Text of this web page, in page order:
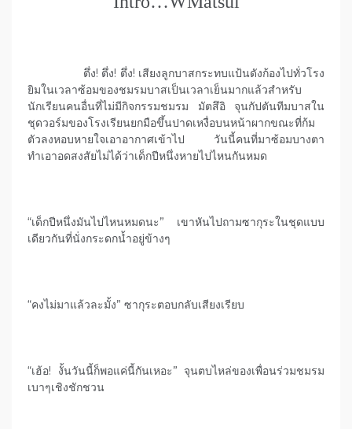
ตึ่ง! ตึ่ง! ตึ่ง! เสียงลูกบาสกระทบแป้นดังก้องไปทั่วโรง
ยิมในเวลาซ้อมของชมรมบาสเป็นเวลาเย็นมากแล้วสำหรับ
นักเรียนคนอื่นที่ไม่มีกิจกรรมชมรม มัตสึอิ จุนกัปตันทีมบาสใน
ชุดวอร์มของโรงเรียนยกมือขึ้นปาดเหงื่อบนหน้าผากขณะที่ก้ม
ตัวลงหอบหายใจเอาอากาศเข้าไป วันนี้คนที่มาซ้อมบางตา
ทำเอาอดสงสัยไม่ได้ว่าเด็กปีหนึ่งหายไปไหนกันหมด
“เด็กปีหนึ่งมันไปไหนหมดนะ” เขาหันไปถามซากุระในชุดแบบ
เดียวกันที่นั่งกระดกน้ำอยู่ข้างๆ
“คงไม่มาแล้วละมั้ง” ซากุระตอบกลับเสียงเรียบ
“เฮ้อ! งั้นวันนี้ก็พอแค่นี้กันเหอะ” จุนตบไหล่ของเพื่อนร่วมชมรม
เบาๆเชิงชักชวน